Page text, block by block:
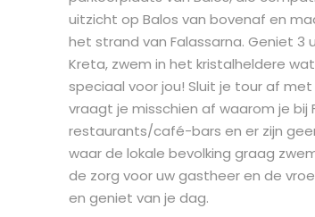
uitzicht op Balos van bovenaf en
het strand van Falassarna. Geniet
Kreta, zwem in het kristalheldere
speciaal voor jou! Sluit je tour af
vraagt je misschien af waarom je bij
restaurants/café-bars en er zijn
waar de lokale bevolking graag
de zorg voor uw gastheer en de
en geniet van je dag.